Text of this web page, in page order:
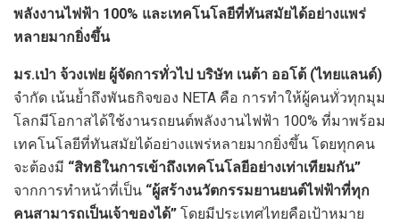
พลังงานไฟฟ้า 100% และเทคโนโลยีที่ทันสมัยได้อย่างแพร่
หลายมากยิ่งขึ้น
มร.เป่า จ้วงเฟย ผู้จัดการทั่วไป บริษัท เนต้า ออโต้ (ไทยแลนด์)
จำกัด เน้นย้ำถึงพันธกิจของ NETA คือ การทำให้ผู้คนทั่วทุกมุม
โลกมีโอกาสได้ใช้งานรถยนต์พลังงานไฟฟ้า 100% ที่มาพร้อม
เทคโนโลยีที่ทันสมัยได้อย่างแพร่หลายมากยิ่งขึ้น โดยทุกคน
จะต้องมี “สิทธิในการเข้าถึงเทคโนโลยีอย่างเท่าเทียมกัน”
จากการทำหน้าที่เป็น “ผู้สร้างนวัตกรรมยานยนต์ไฟฟ้าที่ทุก
คนสามารถเป็นเจ้าของได้” โดยมีประเทศไทยคือเป้าหมาย